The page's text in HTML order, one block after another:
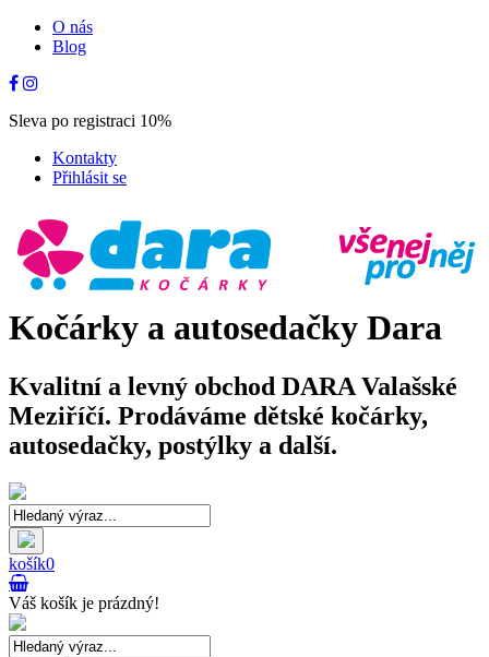
O nás
Blog
Sleva po registraci 10%
Kontakty
Přihlásit se
Kočárky a autosedačky Dara
Kvalitní a levný obchod DARA Valašské
Meziříčí. Prodáváme dětské kočárky,
autosedačky, postýlky a další.
košík0
Váš košík je prázdný!